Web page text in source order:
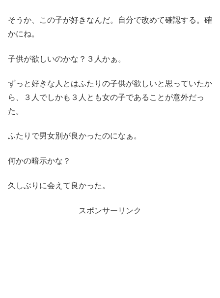
そうか、この子が好きなんだ。自分で改めて確認する。確
かにね。
子供が欲しいのかな？３人かぁ。
ずっと好きな人とはふたりの子供が欲しいと思っていたか
ら、３人でしかも３人とも女の子であることが意外だっ
た。
ふたりで男女別が良かったのになぁ。
何かの暗示かな？
久しぶりに会えて良かった。
スポンサーリンク